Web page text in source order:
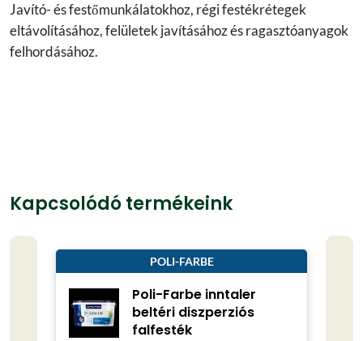
Javító- és festőmunkálatokhoz, régi festékrétegek
eltávolításához, felületek javításához és ragasztóanyagok
felhordásához.
Kapcsolódó termékeink
POLI-FARBE
Poli-Farbe inntaler
beltéri diszperziós
falfesték